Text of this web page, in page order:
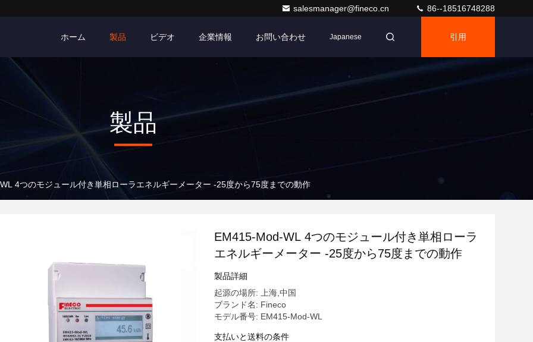
salesmanager@fineco.cn 86--18516748288
ホーム 製品 ビデオ 企業情報 お問い合わせ Japanese 引用
製品
4つのモジュール付き単相ローラエネルギーメーター -25度から75度までの動作
EM415-Mod-WL 4つのモジュール付き単相ローラ
エネルギーメーター -25度から75度までの動作
製品詳細
起源の場所: 上海,中国
ブランド名: Fineco
モデル番号: EM415-Mod-WL
支払いと送料の条件